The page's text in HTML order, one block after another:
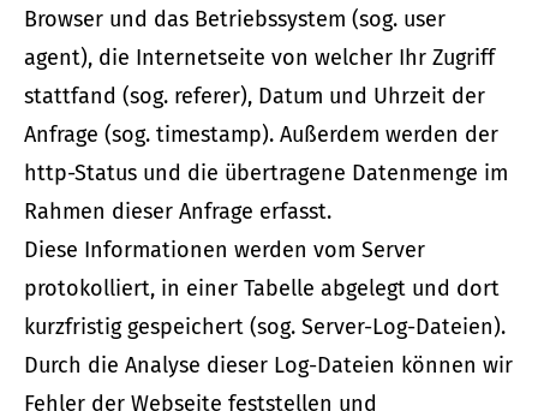
Browser und das Betriebssystem (sog. user
agent), die Internetseite von welcher Ihr Zugriff
stattfand (sog. referer), Datum und Uhrzeit der
Anfrage (sog. timestamp). Außerdem werden der
http-Status und die übertragene Datenmenge im
Rahmen dieser Anfrage erfasst.
Diese Informationen werden vom Server
protokolliert, in einer Tabelle abgelegt und dort
kurzfristig gespeichert (sog. Server-Log-Dateien).
Durch die Analyse dieser Log-Dateien können wir
Fehler der Webseite feststellen und